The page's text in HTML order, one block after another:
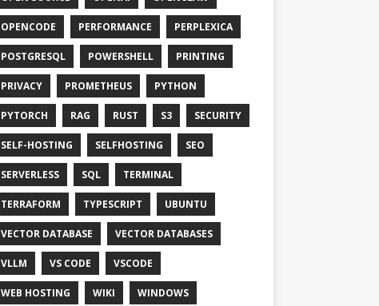
OPENCODE PERFORMANCE PERPLEXICA
POSTGRESQL POWERSHELL PRINTING
PRIVACY PROMETHEUS PYTHON
PYTORCH RAG RUST S3 SECURITY
SELF-HOSTING SELFHOSTING SEO
SERVERLESS SQL TERMINAL
TERRAFORM TYPESCRIPT UBUNTU
VECTOR DATABASE VECTOR DATABASES
VLLM VS CODE VSCODE
WEB HOSTING WIKI WINDOWS